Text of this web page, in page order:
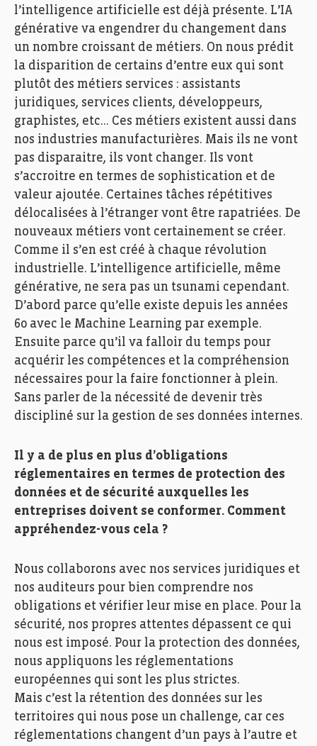
l’intelligence artificielle est déjà présente. L’IA
générative va engendrer du changement dans
un nombre croissant de métiers. On nous prédit
la disparition de certains d’entre eux qui sont
plutôt des métiers services : assistants
juridiques, services clients, développeurs,
graphistes, etc… Ces métiers existent aussi dans
nos industries manufacturières. Mais ils ne vont
pas disparaitre, ils vont changer. Ils vont
s’accroitre en termes de sophistication et de
valeur ajoutée. Certaines tâches répétitives
délocalisées à l’étranger vont être rapatriées. De
nouveaux métiers vont certainement se créer.
Comme il s’en est créé à chaque révolution
industrielle. L’intelligence artificielle, même
générative, ne sera pas un tsunami cependant.
D’abord parce qu’elle existe depuis les années
60 avec le Machine Learning par exemple.
Ensuite parce qu’il va falloir du temps pour
acquérir les compétences et la compréhension
nécessaires pour la faire fonctionner à plein.
Sans parler de la nécessité de devenir très
discipliné sur la gestion de ses données internes.
Il y a de plus en plus d’obligations
réglementaires en termes de protection des
données et de sécurité auxquelles les
entreprises doivent se conformer. Comment
appréhendez-vous cela ?
Nous collaborons avec nos services juridiques et
nos auditeurs pour bien comprendre nos
obligations et vérifier leur mise en place. Pour la
sécurité, nos propres attentes dépassent ce qui
nous est imposé. Pour la protection des données,
nous appliquons les réglementations
européennes qui sont les plus strictes.
Mais c’est la rétention des données sur les
territoires qui nous pose un challenge, car ces
réglementations changent d’un pays à l’autre et